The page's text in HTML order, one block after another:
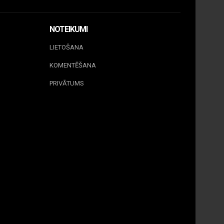
NOTEIKUMI
LIETOŠANA
KOMENTĒŠANA
PRIVĀTUMS